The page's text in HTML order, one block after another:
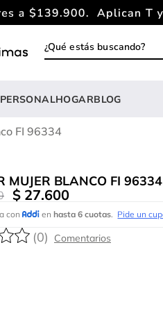
¿Qué estás buscando?
HOGARBLOG
FI 96334
MUJER BLANCO FI 96334
$ 27.600
(0)